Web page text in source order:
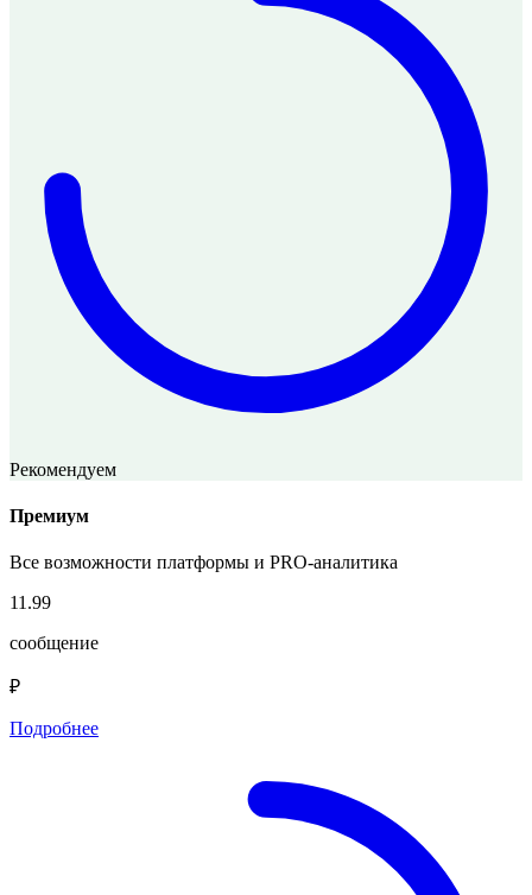
Рекомендуем
Премиум
Все возможности платформы и PRO-аналитика
11.99
сообщение
₽
Подробнее